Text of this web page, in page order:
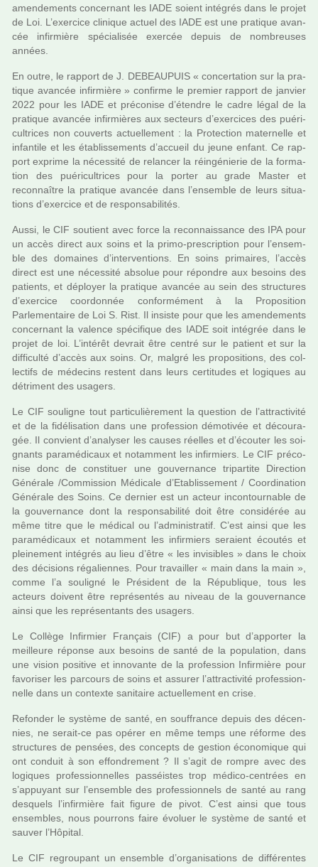
amen­de­ments concer­nant les IADE soient inté­grés dans le projet
de Loi. L’exer­cice cli­ni­que actuel des IADE est une pra­ti­que avan­
cée infir­mière spé­cia­li­sée exer­cée depuis de nom­breu­ses
années.
En outre, le rap­port de J. DEBEAUPUIS « concer­ta­tion sur la pra­
ti­que avan­cée infir­mière » confirme le pre­mier rap­port de jan­vier
2022 pour les IADE et pré­co­nise d’étendre le cadre légal de la
pra­ti­que avan­cée infir­miè­res aux sec­teurs d’exer­ci­ces des pué­ri­
cultri­ces non cou­verts actuel­le­ment : la Protection mater­nelle et
infan­tile et les établissements d’accueil du jeune enfant. Ce rap­
port exprime la néces­sité de relan­cer la réin­gé­nie­rie de la for­ma­
tion des pué­ri­cultri­ces pour la porter au grade Master et
reconnaî­tre la pra­ti­que avan­cée dans l’ensem­ble de leurs situa­
tions d’exer­cice et de res­pon­sa­bi­li­tés.
Aussi, le CIF sou­tient avec force la reconnais­sance des IPA pour
un accès direct aux soins et la primo-pres­crip­tion pour l’ensem­
ble des domai­nes d’inter­ven­tions. En soins pri­mai­res, l’accès
direct est une néces­sité abso­lue pour répon­dre aux besoins des
patients, et déployer la pra­ti­que avan­cée au sein des struc­tu­res
d’exer­cice coor­don­née confor­mé­ment à la Proposition
Parlementaire de Loi S. Rist. Il insiste pour que les amen­de­ments
concer­nant la valence spé­ci­fi­que des IADE soit inté­grée dans le
projet de loi. L’inté­rêt devrait être centré sur le patient et sur la
dif­fi­culté d’accès aux soins. Or, malgré les pro­po­si­tions, des col­
lec­tifs de méde­cins res­tent dans leurs cer­ti­tu­des et logi­ques au
détri­ment des usa­gers.
Le CIF sou­li­gne tout par­ti­cu­liè­re­ment la ques­tion de l’attrac­ti­vité
et de la fidé­li­sa­tion dans une pro­fes­sion démo­ti­vée et décou­ra­
gée. Il convient d’ana­ly­ser les causes réel­les et d’écouter les soi­
gnants para­mé­di­caux et notam­ment les infir­miers. Le CIF pré­co­
nise donc de cons­ti­tuer une gou­ver­nance tri­par­tite Direction
Générale /Commission Médicale d’Etablissement / Coordination
Générale des Soins. Ce der­nier est un acteur incontour­na­ble de
la gou­ver­nance dont la res­pon­sa­bi­lité doit être consi­dé­rée au
même titre que le médi­cal ou l’admi­nis­tra­tif. C’est ainsi que les
para­mé­di­caux et notam­ment les infir­miers seraient écoutés et
plei­ne­ment inté­grés au lieu d’être « les invi­si­bles » dans le choix
des déci­sions réga­lien­nes. Pour tra­vailler « main dans la main »,
comme l’a sou­li­gné le Président de la République, tous les
acteurs doi­vent être repré­sen­tés au niveau de la gou­ver­nance
ainsi que les repré­sen­tants des usa­gers.
Le Collège Infirmier Français (CIF) a pour but d’appor­ter la
meilleure réponse aux besoins de santé de la popu­la­tion, dans
une vision posi­tive et inno­vante de la pro­fes­sion Infirmière pour
favo­ri­ser les par­cours de soins et assu­rer l’attrac­ti­vité pro­fes­sion­
nelle dans un contexte sani­taire actuel­le­ment en crise.
Refonder le sys­tème de santé, en souf­france depuis des décen­
nies, ne serait-ce pas opérer en même temps une réforme des
struc­tu­res de pen­sées, des concepts de ges­tion économique qui
ont conduit à son effon­dre­ment ? Il s’agit de rompre avec des
logi­ques pro­fes­sion­nel­les pas­séis­tes trop médico-cen­trées en
s’appuyant sur l’ensem­ble des pro­fes­sion­nels de santé au rang
des­quels l’infir­mière fait figure de pivot. C’est ainsi que tous
ensem­bles, nous pour­rons faire évoluer le sys­tème de santé et
sauver l’Hôpital.
Le CIF regrou­pant un ensem­ble d’orga­ni­sa­tions de dif­fé­ren­tes